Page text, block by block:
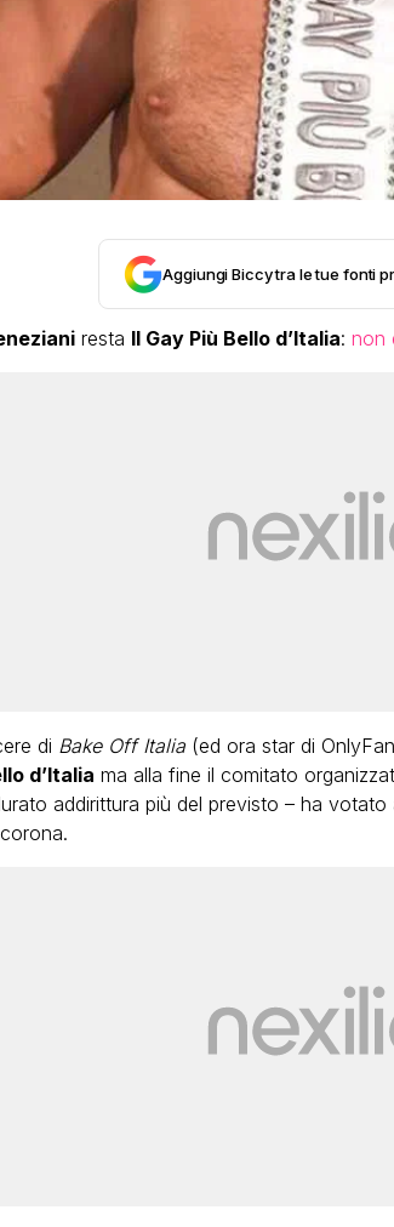
Aggiungi Biccy tra le tue fonti
resta Il Gay Più Bello d’Italia: non
di Bake Off Italia(ed ora star di
d’Italia ma alla fine il comitato
addirittura più del previsto – ha votato